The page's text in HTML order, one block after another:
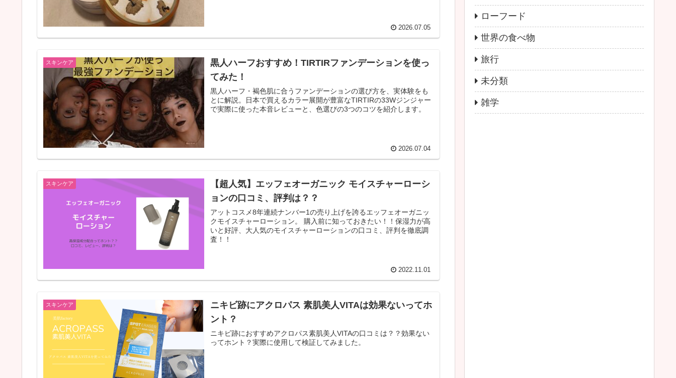
2026.07.05
スキンケア
黒人ハーフおすすめ！TIRTIRファンデーションを使っ
てみた！
黒人ハーフ・褐色肌に合うファンデーションの選び方を、実体験をも
とに解説。日本で買えるカラー展開が豊富なTIRTIRの33Wジンジャー
で実際に使った本音レビューと、色選びの3つのコツを紹介します。
2026.07.04
スキンケア
【超人気】エッフェオーガニック モイスチャーローシ
ョンの口コミ、評判は？？
アットコスメ8年連続ナンバー1の売り上げを誇るエッフェオーガニッ
クモイスチャーローション。 購入前に知っておきたい！！保湿力が高
いと好評、大人気のモイスチャーローションの口コミ、評判を徹底調
査！！
2022.11.01
スキンケア
ニキビ跡にアクロパス 素肌美人VITAは効果ないってホ
ント？
ニキビ跡におすすめアクロパス素肌美人VITAの口コミは？？効果ない
ってホント？実際に使用して検証してみました。
ローフード
世界の食べ物
旅行
未分類
雑学